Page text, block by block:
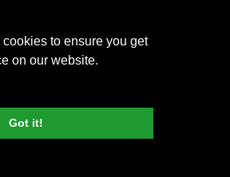
to ensure you get
on our website.
Got it!